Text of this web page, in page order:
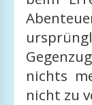
nichts
nicht zu